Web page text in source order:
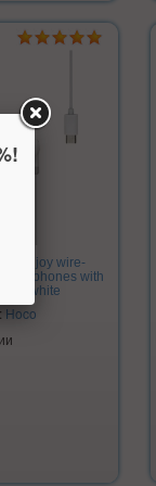
c joy wire-
earphones with
white
Hoco